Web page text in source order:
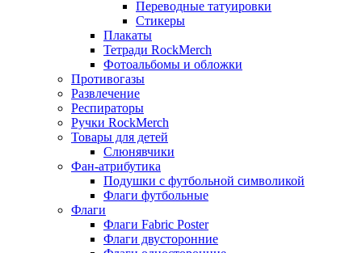
Переводные татуировки
Стикеры
Плакаты
Тетради RockMerch
Фотоальбомы и обложки
Противогазы
Развлечение
Респираторы
Ручки RockMerch
Товары для детей
Слюнявчики
Фан-атрибутика
Подушки с футбольной символикой
Флаги футбольные
Флаги
Флаги Fabric Poster
Флаги двусторонние